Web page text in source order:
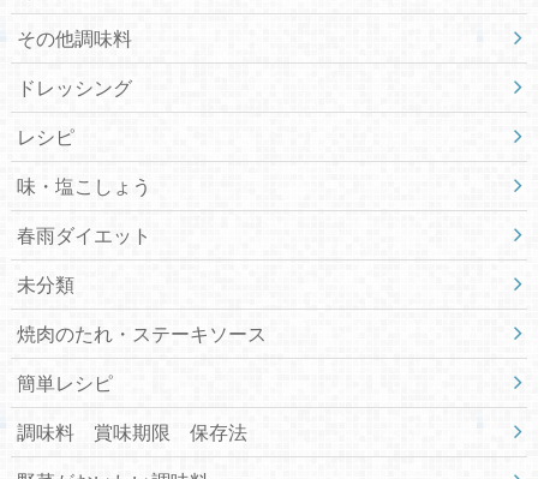
その他調味料
ドレッシング
レシピ
味・塩こしょう
春雨ダイエット
未分類
焼肉のたれ・ステーキソース
簡単レシピ
調味料 賞味期限 保存法